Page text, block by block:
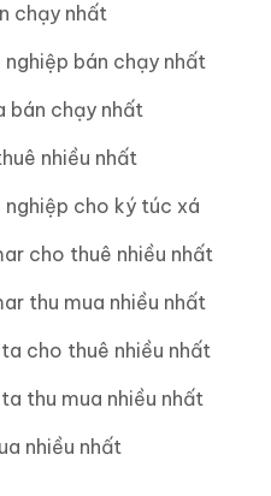
chạy nhất
nghiệp bán chạy nhất
bán chạy nhất
nhiều nhất
nghiệp cho ký túc xá
cho thuê nhiều nhất
thu mua nhiều nhất
cho thuê nhiều nhất
thu mua nhiều nhất
nhiều nhất